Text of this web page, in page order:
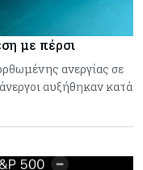
με πέρσι
ανεργίας σε
αυξήθηκαν κατά